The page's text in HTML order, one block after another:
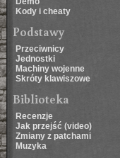
Kody i cheaty
Podstawy
Przeciwnicy
Jednostki
Machiny wojenne
Skróty klawiszowe
Biblioteka
Recenzje
Jak przejść (video)
Zmiany z patchami
Muzyka